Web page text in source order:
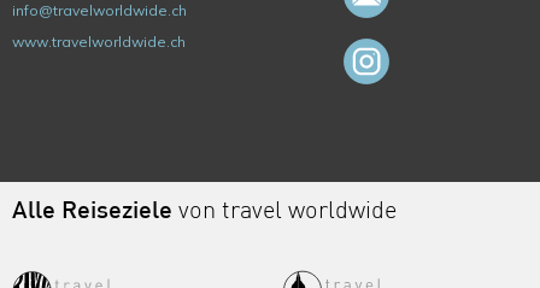
info@travelworldwide.ch
www.travelworldwide.ch
Alle Reiseziele von travel worldwide